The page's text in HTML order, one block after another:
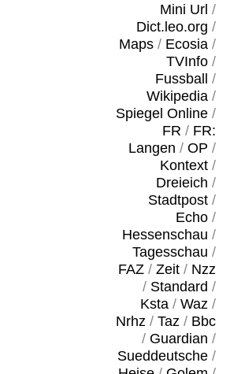
Mini Url /
Dict.leo.org /
Maps/ Ecosia/
TVInfo/
Fussball
/
Wikipedia/
Spiegel Online/
FR / FR:
Langen / OP /
Kontext/
Dreieich /
Stadtpost/
Echo/
Hessenschau /
Tagesschau /
FAZ/ Zeit/ Nzz
/ Standard /
Ksta/ Waz/
Nrhz/ Taz/ Bbc
/ Guardian /
Sueddeutsche/